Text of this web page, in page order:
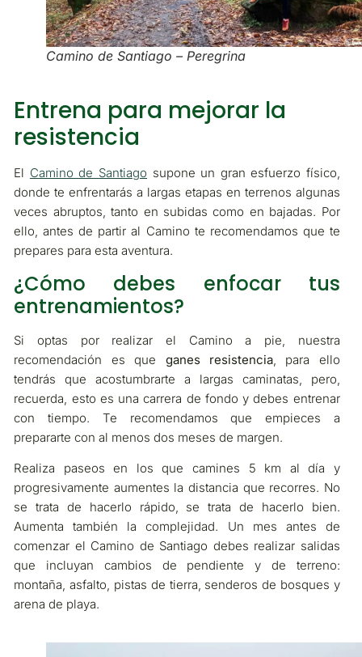
Camino de Santiago – Peregrina
Entrena para mejorar la
resistencia
El Camino de Santiago supone un gran esfuerzo físico,
donde te enfrentarás a largas etapas en terrenos algunas
veces abruptos, tanto en subidas como en bajadas. Por
ello, antes de partir al Camino te recomendamos que te
prepares para esta aventura.
¿Cómo debes enfocar tus
entrenamientos?
Si optas por realizar el Camino a pie, nuestra
recomendación es que ganes resistencia, para ello
tendrás que acostumbrarte a largas caminatas, pero,
recuerda, esto es una carrera de fondo y debes entrenar
con tiempo. Te recomendamos que empieces a
prepararte con al menos dos meses de margen.
Realiza paseos en los que camines 5 km al día y
progresivamente aumentes la distancia que recorres. No
se trata de hacerlo rápido, se trata de hacerlo bien.
Aumenta también la complejidad. Un mes antes de
comenzar el Camino de Santiago debes realizar salidas
que incluyan cambios de pendiente y de terreno:
montaña, asfalto, pistas de tierra, senderos de bosques y
arena de playa.